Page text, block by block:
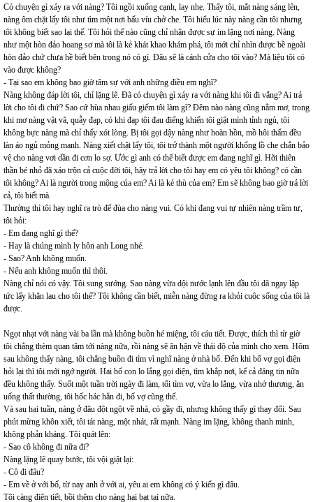
Có chuyện gì xảy ra với nàng? Tôi ngồi xuống cạnh, lay nhẹ. Thấy tôi, mắt nàng sáng lên,
nàng ôm chặt lấy tôi như tìm một nơi bấu víu chở che. Tôi hiểu lúc này nàng cần tôi nhưng
tôi không biết sao lại thế. Tôi hỏi thế nào cũng chỉ nhận được sự im lặng nơi nàng. Nàng
như một hòn đảo hoang sơ mà tôi là kẻ khát khao khám phá, tôi mới chỉ nhìn được bề ngoài
hòn đảo chứ chưa hề biết bên trong nó có gì. Đâu sẽ là cánh cửa cho tôi vào? Mà liệu tôi có
vào được không?
- Tại sao em không bao giờ tâm sự với anh những điều em nghĩ?
Nàng không đáp lời tôi, chỉ lặng lẽ. Đã có chuyện gì xảy ra với nàng khi tôi đi vắng? Ai trả
lời cho tôi đi chứ? Sao cứ hùa nhau giấu giếm tôi làm gì? Đêm nào nàng cũng nằm mơ, trong
khi mơ nàng vật vã, quẫy đạp, có khi đạp tôi đau điếng khiến tôi giật mình tỉnh ngủ, tôi
không bực nàng mà chỉ thấy xót lòng. Bị tôi gọi dậy nàng như hoàn hồn, mồ hôi thấm đều
làn áo ngủ mỏng manh. Nàng xiết chặt lấy tôi, tôi trở thành một người khổng lồ che chắn bảo
vệ cho nàng vơi dần đi cơn lo sợ. Ước gì anh có thể biết được em đang nghĩ gì. Hỡi thiên
thần bé nhỏ đã xáo trộn cả cuộc đời tôi, hãy trả lời cho tôi hay em có yêu tôi không? có cần
tôi không? Ai là người trong mộng của em? Ai là kẻ thù của em? Em sẽ không bao giờ trả lời
cả, tôi biết mà.
Thường thì tôi hay nghĩ ra trò để đùa cho nàng vui. Có khi đang vui tự nhiên nàng trầm tư,
tôi hỏi:
- Em đang nghĩ gì thế?
- Hay là chúng mình ly hôn anh Long nhé.
- Sao? Anh không muốn.
- Nếu anh không muốn thì thôi.
Nàng chỉ nói có vậy. Tôi sung sướng. Sao nàng vừa dội nước lạnh lên đầu tôi đã ngay lập
tức lấy khăn lau cho tôi thế? Tôi không cần biết, miễn nàng đừng ra khỏi cuộc sống của tôi là
được.
Ngọt nhạt với nàng vài ba lần mà không buồn hé miệng, tôi cáu tiết. Được, thích thì từ giờ
tôi chẳng thèm quan tâm tới nàng nữa, rồi nàng sẽ ân hận về thái độ của mình cho xem. Hôm
sau không thấy nàng, tôi chẳng buồn đi tìm vì nghĩ nàng ở nhà bố. Đến khi bố vợ gọi điện
hỏi lại thì tôi mới ngớ người. Hai bố con lo lắng gọi điện, tìm khắp nơi, kể cả đăng tin nữa
đều không thấy. Suốt một tuần trời ngày đi làm, tối tìm vợ, vừa lo lắng, vừa nhớ thương, ăn
uống thất thường, tôi hốc hác hẳn đi, bố vợ cũng thế.
Và sau hai tuần, nàng ở đâu đột ngột về nhà, có gầy đi, nhưng không thấy gì thay đổi. Sau
phút mừng khôn xiết, tôi tát nàng, một nhát, rất mạnh. Nàng im lặng, không thanh minh,
không phản kháng. Tôi quát lên:
- Sao cô không đi nữa đi?
Nàng lặng lẽ quay bước, tôi vội giật lại:
- Cô đi đâu?
- Em về ở với bố, từ nay anh ở với ai, yêu ai em không có ý kiến gì đâu.
Tôi càng điên tiết, bồi thêm cho nàng hai bạt tai nữa.